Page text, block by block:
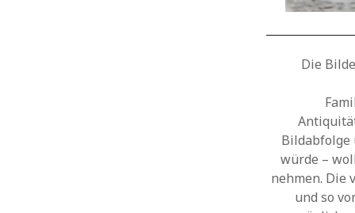
Die
Bildabfolge
würde –
nehmen. Die
und so